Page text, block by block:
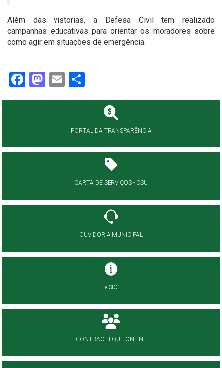
Além das vistorias, a Defesa Civil tem realizado
campanhas educativas para orientar os moradores sobre
como agir em situações de emergência.
Facebook
Mastodon
Email
PORTAL DA TRANSPARÊNCIA
CARTA DE SERVIÇOS - CSU
OUVIDORIA MUNICIPAL
e-SIC
CONTRACHEQUE ONLINE